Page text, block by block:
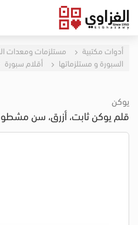
أدوات مكتبية مستلزمات ومعدات
السبورة و مستلزماتها
أقلام سبورة
يوكن
قلم يوكن ثابت، أزرق، سن